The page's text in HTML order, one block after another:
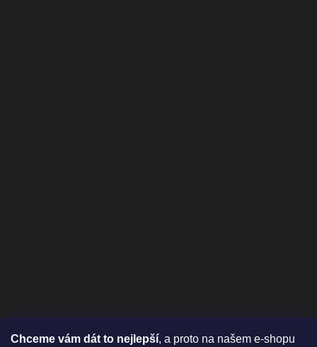
Chceme vám dát to nejlepší, a proto na našem e-shopu